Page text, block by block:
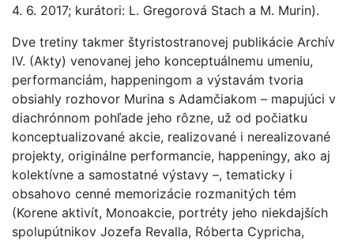
4. 6. 2017; kurátori: L. Gregorová Stach a M. Murin).
Dve tretiny takmer štyristostranovej publikácie Archív
IV. (Akty) venovanej jeho konceptuálnemu umeniu,
performanciám, happeningom a výstavám tvoria
obsiahly rozhovor Murina s Adamčiakom – mapujúci v
diachrónnom pohľade jeho rôzne, už od počiatku
konceptualizované akcie, realizované i nerealizované
projekty, originálne performancie, happeningy, ako aj
kolektívne a samostatné výstavy –, tematicky i
obsahovo cenné memorizácie rozmanitých tém
(Korene aktivít, Monoakcie, portréty jeho niekdajších
spolupútnikov Jozefa Revalla, Róberta Cypricha,